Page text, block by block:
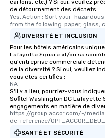
cartons, etc.) ? Si oui, veuillez
de détournement des déchets.
Yes, Action : Sort your
from the following: paper, glass,
DIVERSITÉ ET INCLUSION
Pour les hôtels américains
Lafayette Square et/ou sa
qu'entreprise commerciale
de la diversité ? Si oui, veuillez
vous êtes certifiés :
NA
S'il y a lieu, pourriez-vous
Sofitel Washington DC
engagements en matière de
https://group.accor.com/-/
de-reference/
SANTÉ ET SÉCURITÉ